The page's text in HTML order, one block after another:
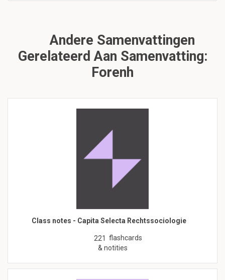
Andere Samenvattingen
Gerelateerd Aan Samenvatting:
Forenh
Class notes - Capita Selecta Rechtssociologie
221 flashcards
& notities